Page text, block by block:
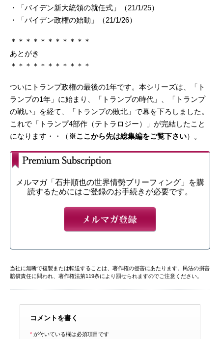
・「バイデン新大統領の就任式」（21/1/25）
・「バイデン政権の始動」（21/1/26）
＊＊＊＊＊＊＊＊＊＊＊
あとがき
＊＊＊＊＊＊＊＊＊＊＊
ついにトランプ政権の最後の1年です。本シリーズは、「ト
ランプの1年」に始まり、「トランプの時代」、「トランプ
の戦い」を経て、「トランプの敗北」で幕を下ろしました。
これで「トランプ4部作（テトラロジー）」が完結したこと
になります・・（ ※ここから先は総集編をご覧下さい）。
メルマガ「石井順也の世界情勢ブリーフィング」を購
読するためにはご登録のお手続きが必要です。
当社に無断で複製または転送することは、著作権の侵害にあたります。民法の損害
賠償責任に問われ、著作権法第119条により罰せられますのでご注意ください。
コメントを書く
* が付いている欄は必須項目です